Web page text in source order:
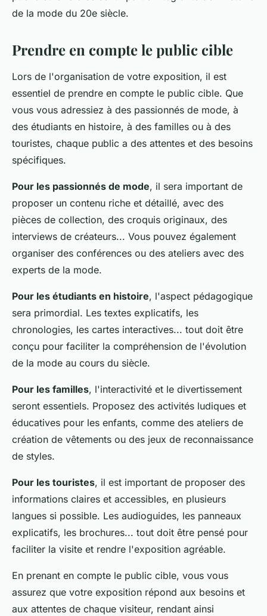
de la mode du 20e siècle.
Prendre en compte le public cible
Lors de l'organisation de votre exposition, il est
essentiel de prendre en compte le public cible. Que
vous vous adressiez à des passionnés de mode, à
des étudiants en histoire, à des familles ou à des
touristes, chaque public a des attentes et des besoins
spécifiques.
Pour les passionnés de mode, il sera important de
proposer un contenu riche et détaillé, avec des
pièces de collection, des croquis originaux, des
interviews de créateurs... Vous pouvez également
organiser des conférences ou des ateliers avec des
experts de la mode.
Pour les étudiants en histoire, l'aspect pédagogique
sera primordial. Les textes explicatifs, les
chronologies, les cartes interactives... tout doit être
conçu pour faciliter la compréhension de l'évolution
de la mode au cours du siècle.
Pour les familles, l'interactivité et le divertissement
seront essentiels. Proposez des activités ludiques et
éducatives pour les enfants, comme des ateliers de
création de vêtements ou des jeux de reconnaissance
de styles.
Pour les touristes, il est important de proposer des
informations claires et accessibles, en plusieurs
langues si possible. Les audioguides, les panneaux
explicatifs, les brochures... tout doit être pensé pour
faciliter la visite et rendre l'exposition agréable.
En prenant en compte le public cible, vous vous
assurez que votre exposition répond aux besoins et
aux attentes de chaque visiteur, rendant ainsi